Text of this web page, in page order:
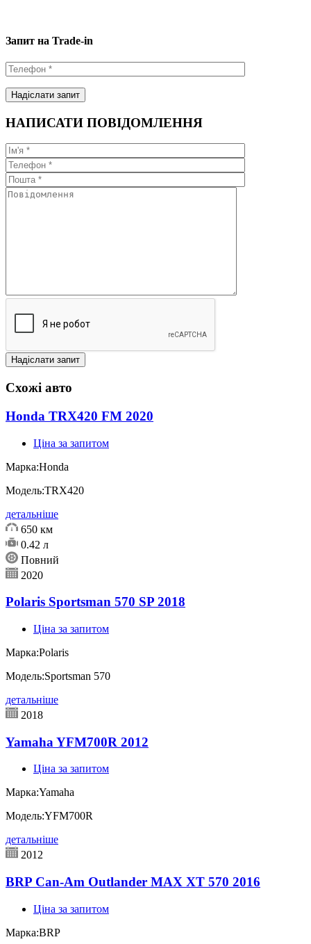
Запит на Trade-in
НАПИСАТИ ПОВІДОМЛЕННЯ
Схожі авто
Honda TRX420 FM 2020
Ціна за запитом
Марка:Honda
Модель:TRX420
детальніше
650 км
0.42 л
Повний
2020
Polaris Sportsman 570 SP 2018
Ціна за запитом
Марка:Polaris
Модель:Sportsman 570
детальніше
2018
Yamaha YFM700R 2012
Ціна за запитом
Марка:Yamaha
Модель:YFM700R
детальніше
2012
BRP Can-Am Outlander MAX XT 570 2016
Ціна за запитом
Марка:BRP